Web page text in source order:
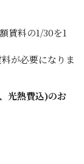
賃料の1/30を1
が必要になりま
光熱費込)のお